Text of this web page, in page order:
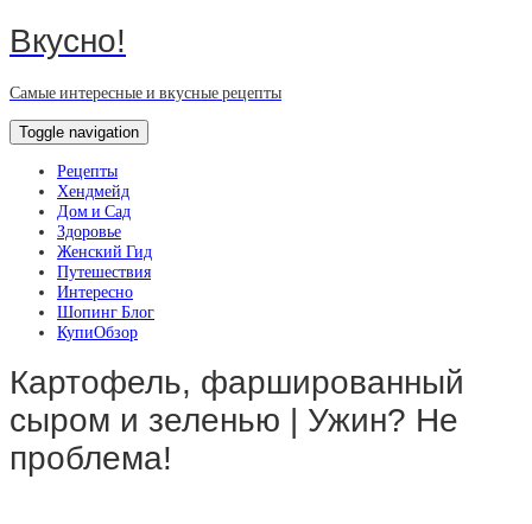
Вкусно!
Самые интересные и вкусные рецепты
Toggle navigation
Рецепты
Хендмейд
Дом и Сад
Здоровье
Женский Гид
Путешествия
Интересно
Шопинг Блог
КупиОбзор
Картофель, фаршированный
сыром и зеленью | Ужин? Не
проблема!